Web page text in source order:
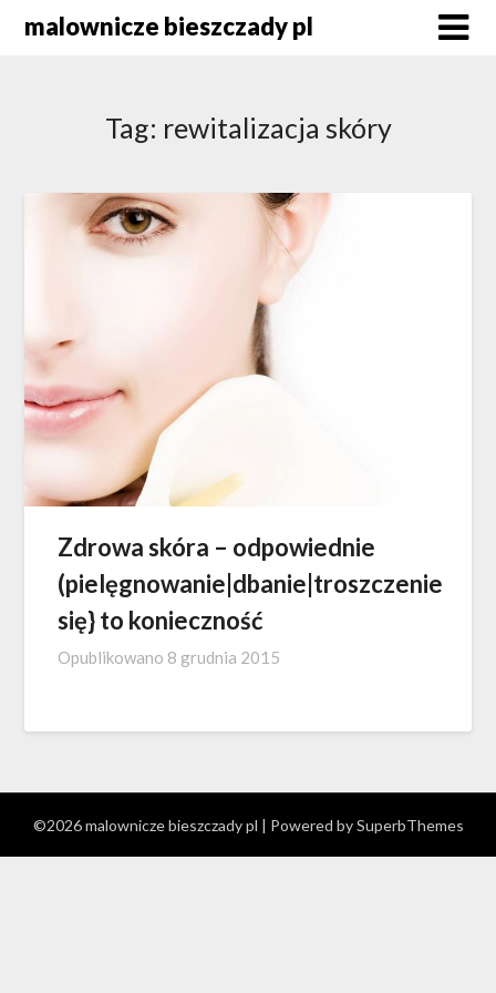
malownicze bieszczady pl
Tag: rewitalizacja skóry
Zdrowa skóra – odpowiednie
(pielęgnowanie|dbanie|troszczenie
się} to konieczność
Opublikowano 8 grudnia 2015
©2026 malownicze bieszczady pl | Powered bySuperbThemes